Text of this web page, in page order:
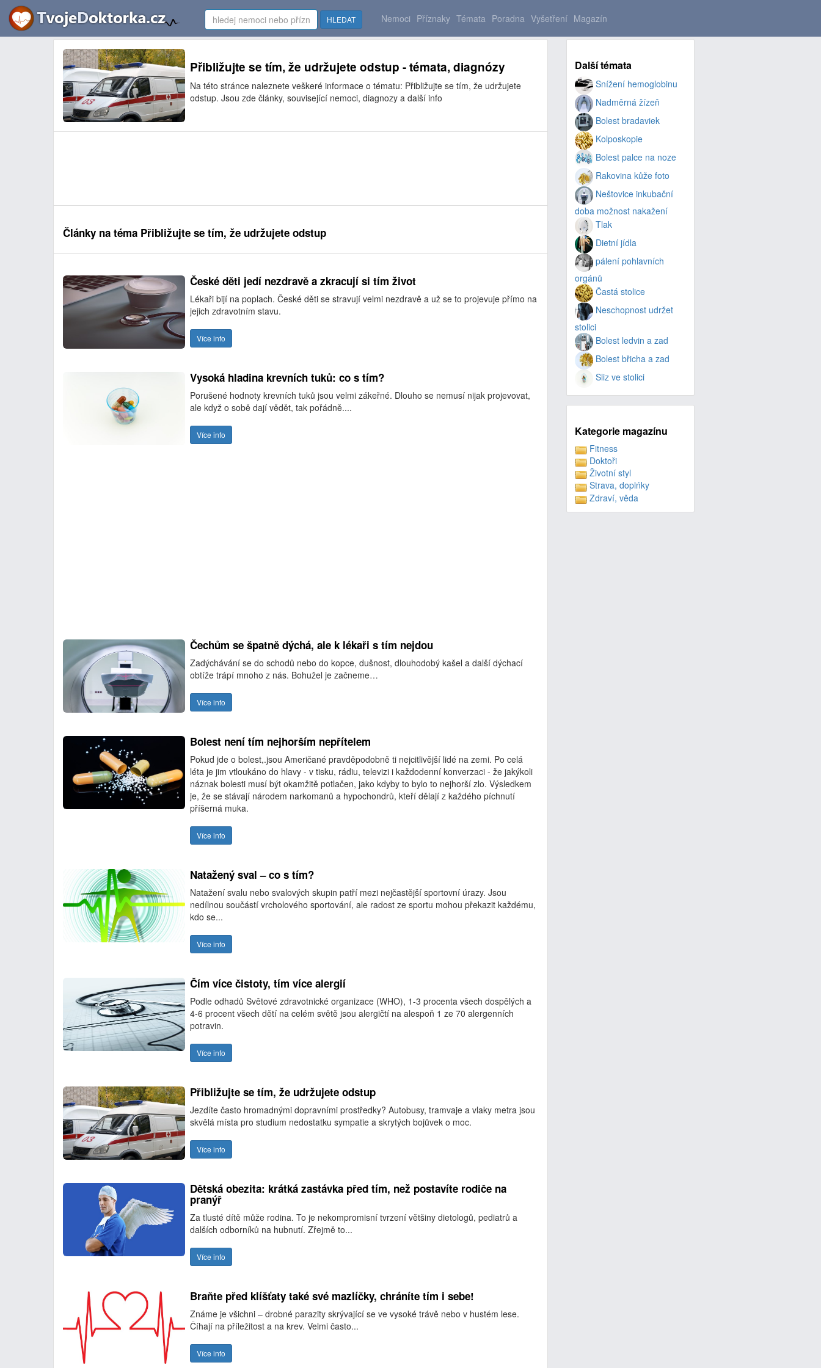
HLEDAT Nemoci Příznaky Témata Poradna Vyšetření Magazín
Přibližujte se tím, že udržujete odstup - témata, diagnózy
Na této stránce naleznete veškeré informace o tématu: Přibližujte se tím, že udržujete
odstup. Jsou zde články, související nemoci, diagnozy a další info
Články na téma Přibližujte se tím, že udržujete odstup
České děti jedí nezdravě a zkracují si tím život
Lékaři bijí na poplach. České děti se stravují velmi nezdravě a už se to projevuje přímo na
jejich zdravotním stavu.
Více info
Vysoká hladina krevních tuků: co s tím?
Porušené hodnoty krevních tuků jsou velmi zákeřné. Dlouho se nemusí nijak projevovat,
ale když o sobě dají vědět, tak pořádně....
Více info
Čechům se špatně dýchá, ale k lékaři s tím nejdou
Zadýchávání se do schodů nebo do kopce, dušnost, dlouhodobý kašel a další dýchací
obtíže trápí mnoho z nás. Bohužel je začneme…
Více info
Bolest není tím nejhorším nepřítelem
Pokud jde o bolest,.jsou Američané pravděpodobně ti nejcitlivější lidé na zemi. Po celá
léta je jim vtloukáno do hlavy - v tisku, rádiu, televizi i každodenní konverzaci - že jakýkoli
náznak bolesti musí být okamžitě potlačen, jako kdyby to bylo to nejhorší zlo. Výsledkem
je, že se stávají národem narkomanů a hypochondrů, kteří dělají z každého píchnutí
příšerná muka.
Více info
Natažený sval – co s tím?
Natažení svalu nebo svalových skupin patří mezi nejčastější sportovní úrazy. Jsou
nedílnou součástí vrcholového sportování, ale radost ze sportu mohou překazit každému,
kdo se...
Více info
Čím více čistoty, tím více alergií
Podle odhadů Světové zdravotnické organizace (WHO), 1-3 procenta všech dospělých a
4-6 procent všech dětí na celém světě jsou alergičtí na alespoň 1 ze 70 alergenních
potravin.
Více info
Přibližujte se tím, že udržujete odstup
Jezdíte často hromadnými dopravními prostředky? Autobusy, tramvaje a vlaky metra jsou
skvělá místa pro studium nedostatku sympatie a skrytých bojůvek o moc.
Více info
Dětská obezita: krátká zastávka před tím, než postavíte rodiče na
pranýř
Za tlusté dítě může rodina. To je nekompromisní tvrzení většiny dietologů, pediatrů a
dalších odborníků na hubnutí. Zřejmě to...
Více info
Braňte před klíšťaty také své mazlíčky, chráníte tím i sebe!
Známe je všichni – drobné parazity skrývající se ve vysoké trávě nebo v hustém lese.
Číhají na příležitost a na krev. Velmi často...
Více info
Další témata
Snížení hemoglobinu
Nadměrná žízeň
Bolest bradaviek
Kolposkopie
Bolest palce na noze
Rakovina kůže foto
Neštovice inkubační
doba možnost nakažení
Tlak
Dietní jídla
pálení pohlavních
orgánů
Častá stolice
Neschopnost udržet
stolici
Bolest ledvin a zad
Bolest břicha a zad
Sliz ve stolici
Kategorie magazínu
Fitness
Doktoři
Životní styl
Strava, doplńky
Zdraví, věda